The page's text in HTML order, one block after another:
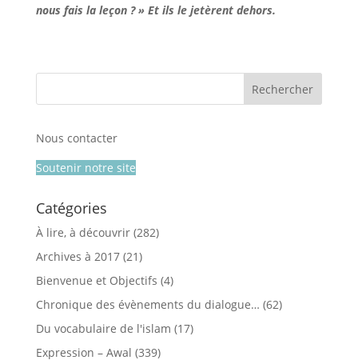
nous fais la leçon ? » Et ils le jetèrent dehors.
Nous contacter
Soutenir notre site
Catégories
À lire, à découvrir(282)
Archives à 2017(21)
Bienvenue et Objectifs (4)
Chronique des évènements du dialogue… (62)
Du vocabulaire de l'islam (17)
Expression – Awal (339)